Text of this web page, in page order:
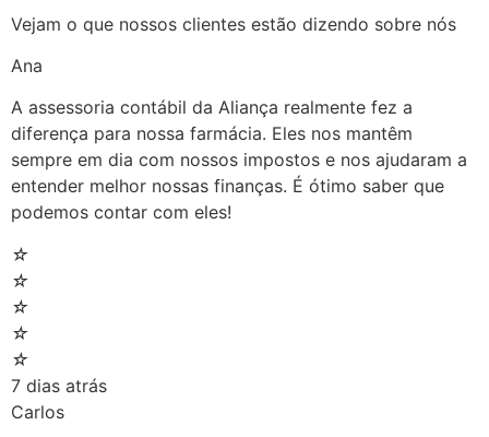
Vejam o que nossos clientes estão dizendo sobre nós
Ana
A assessoria contábil da Aliança realmente fez a
diferença para nossa farmácia. Eles nos mantêm
sempre em dia com nossos impostos e nos ajudaram a
entender melhor nossas finanças. É ótimo saber que
podemos contar com eles!
☆
☆
☆
☆
☆
7 dias atrás
Carlos